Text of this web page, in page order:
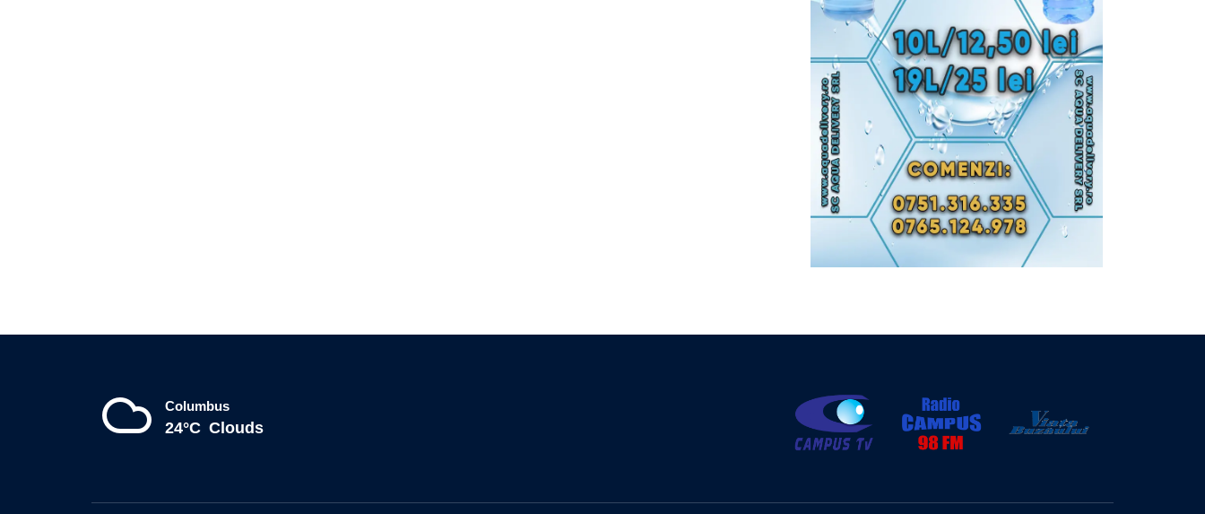
Columbus
24°C Clouds